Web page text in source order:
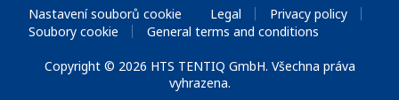
Nastavení souborů cookie Legal
Privacy policy
Soubory cookie
General terms and conditions
Copyright © 2026 HTS TENTIQ GmbH. Všechna práva
vyhrazena.